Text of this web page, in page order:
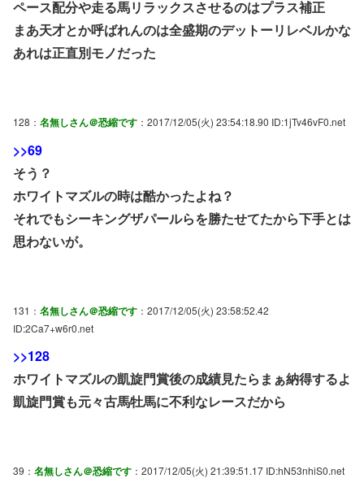
ペース配分や走る馬リラックスさせるのはプラス補正
まあ天才とか呼ばれんのは全盛期のデットーリレベルかな
あれは正直別モノだった
128： 名無しさん＠恐縮です ：2017/12/05(火) 23:54:18.90 ID:1jTv46vF0.net
>>69
そう？
ホワイトマズルの時は酷かったよね？
それでもシーキングザパールらを勝たせてたから下手とは
思わないが。
131： 名無しさん＠恐縮です ：2017/12/05(火) 23:58:52.42
ID:2Ca7+w6r0.net
>>128
ホワイトマズルの凱旋門賞後の成績見たらまぁ納得するよ
凱旋門賞も元々古馬牡馬に不利なレースだから
39： 名無しさん＠恐縮です ：2017/12/05(火) 21:39:51.17 ID:hN53nhiS0.net